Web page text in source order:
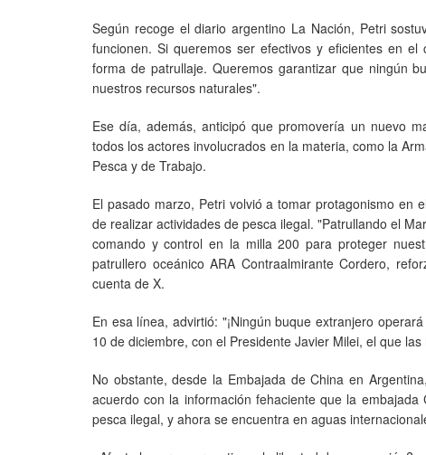
Según recoge el diario argentino La Nación, Petri
funcionen. Si queremos ser efectivos y eficientes en
forma de patrullaje. Queremos garantizar que ningún
nuestros recursos naturales".
Ese día, además, anticipó que promovería un nuevo
todos los actores involucrados en la materia, como la
Pesca y de Trabajo.
El pasado marzo, Petri volvió a tomar protagonismo en
de realizar actividades de pesca ilegal. "Patrullando el
comando y control en la milla 200 para proteger
patrullero oceánico ARA Contraalmirante Cordero,
cuenta de X.
En esa línea, advirtió: "¡Ningún buque extranjero
10 de diciembre, con el Presidente Javier Milei, el que
No obstante, desde la Embajada de China en
acuerdo con la información fehaciente que la
pesca ilegal, y ahora se encuentra en aguas